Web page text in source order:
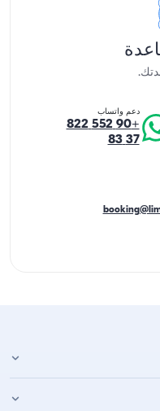
دعم واتساب
+90 552 822
37 83